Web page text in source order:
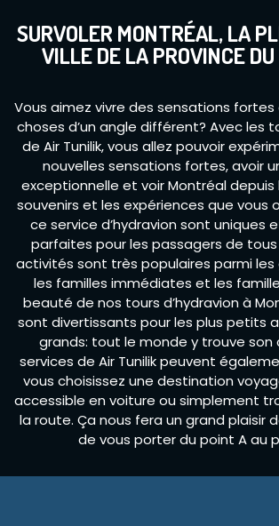
SURVOLER MONTRÉAL, LA
VILLE DE LA PROVINCE
Vous aimez vivre des sensations
choses d’un angle différent? Avec les
de Air Tunilik, vous allez pouvoir
nouvelles sensations fortes, avoir
exceptionnelle et voir Montréal depuis
souvenirs et les expériences que vous
ce service d’hydravion sont uniques
parfaites pour les passagers de tous
activités sont très populaires parmi les
les familles immédiates et les
beauté de nos tours d’hydravion à
sont divertissants pour les plus petits
grands: tout le monde y trouve son
services de Air Tunilik peuvent
vous choisissez une destination
accessible en voiture ou simplement
la route. Ça nous fera un grand plaisir
de vous porter du point A au